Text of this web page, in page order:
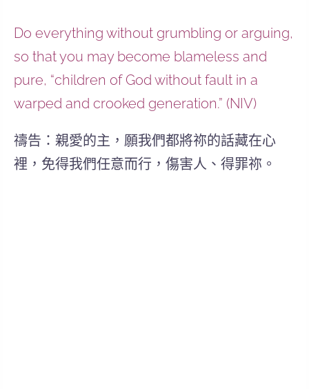
Do everything without grumbling or arguing,
so that you may become blameless and
pure, “children of God without fault in a
warped and crooked generation.” (NIV)
禱告：親愛的主，願我們都將祢的話藏在心
裡，免得我們任意而行，傷害人、得罪祢。